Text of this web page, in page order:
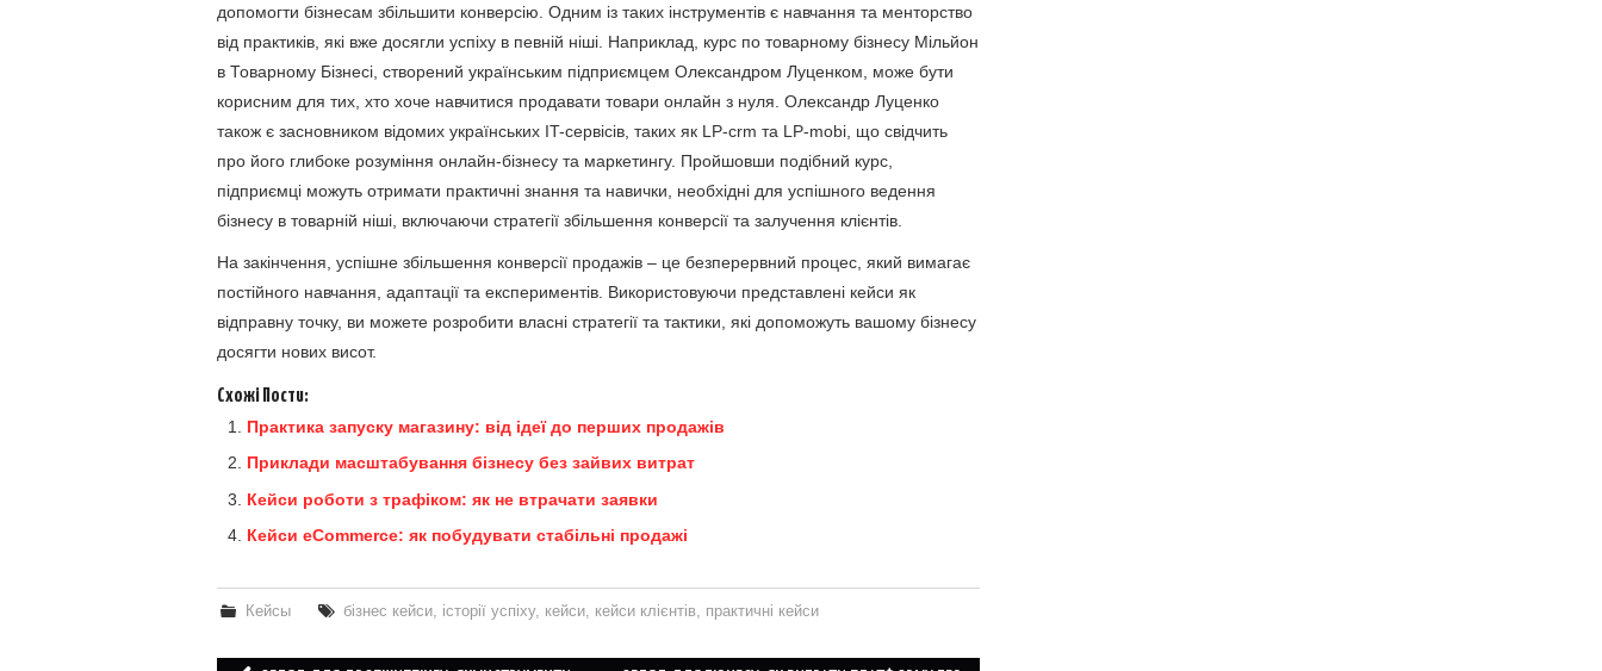
допомогти бізнесам збільшити конверсію. Одним із таких інструментів є навчання та менторство
від практиків, які вже досягли успіху в певній ніші. Наприклад, курс по товарному бізнесу Мільйон
в Товарному Бізнесі, створений українським підприємцем Олександром Луценком, може бути
корисним для тих, хто хоче навчитися продавати товари онлайн з нуля. Олександр Луценко
також є засновником відомих українських IT-сервісів, таких як LP-crm та LP-mobi, що свідчить
про його глибоке розуміння онлайн-бізнесу та маркетингу. Пройшовши подібний курс,
підприємці можуть отримати практичні знання та навички, необхідні для успішного ведення
бізнесу в товарній ніші, включаючи стратегії збільшення конверсії та залучення клієнтів.
На закінчення, успішне збільшення конверсії продажів – це безперервний процес, який вимагає
постійного навчання, адаптації та експериментів. Використовуючи представлені кейси як
відправну точку, ви можете розробити власні стратегії та тактики, які допоможуть вашому бізнесу
досягти нових висот.
Схожі Пости:
Практика запуску магазину: від ідеї до перших продажів
Приклади масштабування бізнесу без зайвих витрат
Кейси роботи з трафіком: як не втрачати заявки
Кейси eCommerce: як побудувати стабільні продажі
Кейсы бізнес кейси, історії успіху, кейси, кейси клієнтів, практичні кейси